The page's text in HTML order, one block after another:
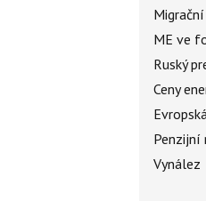
ME ve
Ruský
Ceny
Vynález